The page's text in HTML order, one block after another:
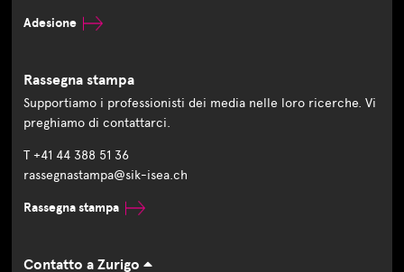
Adesione
Rassegna stampa
Supportiamo i professionisti dei media nelle loro ricerche. Vi
preghiamo di contattarci.
T +41 44 388 51 36
rassegnastampa@sik-isea.ch
Rassegna stampa
Contatto a Zurigo